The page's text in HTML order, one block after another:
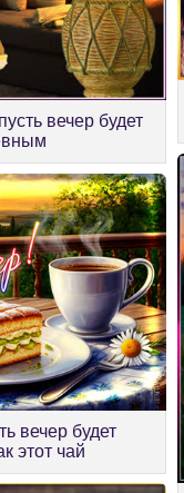
вечер будет
вечер будет
этот чай